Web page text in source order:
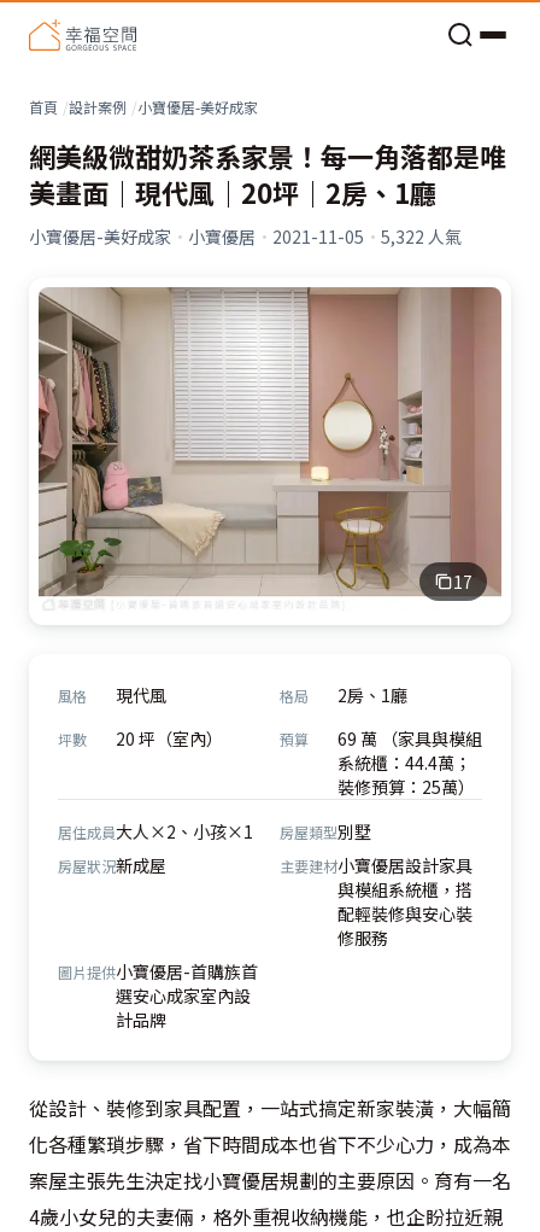
首頁 設計案例 小寶優居-美好成家
網美級微甜奶茶系家景！每一角落都是唯
美畫面｜現代風｜20坪｜2房、1廳
小寶優居-美好成家 · 小寶優居 · 2021-11-05 · 5,322 人氣
17
風格 現代風 格局 2房、1廳
坪數 20 坪（室內） 預算
69 萬 （家具與模組
系統櫃：44.4萬；
裝修預算：25萬）
居住成員大人×2、小孩×1 房屋類型別墅
房屋狀況新成屋 主要建材小寶優居設計家具
與模組系統櫃，搭
配輕裝修與安心裝
修服務
圖片提供小寶優居-首購族首
選安心成家室內設
計品牌
從設計、裝修到家具配置，一站式搞定新家裝潢，大幅簡
化各種繁瑣步驟，省下時間成本也省下不少心力，成為本
案屋主張先生決定找小寶優居規劃的主要原因。育有一名
4歲小女兒的夫妻倆，格外重視收納機能，也企盼拉近親